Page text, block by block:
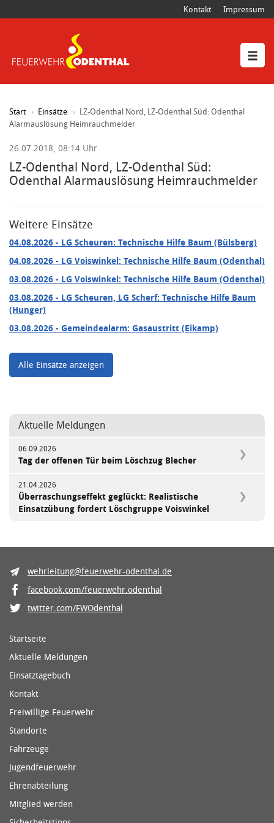
Kontakt Impressum
Start Einsätze
LZ-Odenthal Nord, LZ-Odenthal Süd: Odenthal
Alarmauslösung Heimrauchmelder
26.07.2018, 08:14 Uhr
LZ-Odenthal Nord, LZ-Odenthal Süd:
Odenthal Alarmauslösung Heimrauchmelder
Weitere Einsätze
04.08.2026 - LG Scheuren: Technische Hilfe Baum (Bülsberg)
04.08.2026 - LG Voiswinkel: Technische Hilfe Baum (Odenthal)
03.08.2026 - LG Voiswinkel: Technische Hilfe Baum (Odenthal)
03.08.2026 - LG Scheuren, LG Scherf: Technische Hilfe Baum
(Hunger)
03.08.2026 - Gemeindealarm: Gasaustritt (Eikamp)
Alle Einsätze anzeigen
Aktuelle Meldungen
06.09.2026
Tag der offenen Tür beim Löschzug Blecher
21.04.2026
Überraschungseffekt geglückt: Realistische
Einsatzübung fordert Löschgruppe Voiswinkel
wehrleitung@feuerwehr-odenthal.de
facebook.com/feuerwehr.odenthal
twitter.com/FWOdenthal
Startseite
Aktuelle Meldungen
Einsatztagebuch
Kontakt
Freiwillige Feuerwehr
Standorte
Fahrzeuge
Jugendfeuerwehr
Ehrenabteilung
Mitglied werden